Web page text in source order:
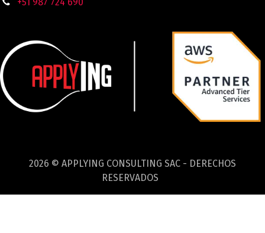
2026 © APPLYING CONSULTING SAC - DERECHOS
RESERVADOS